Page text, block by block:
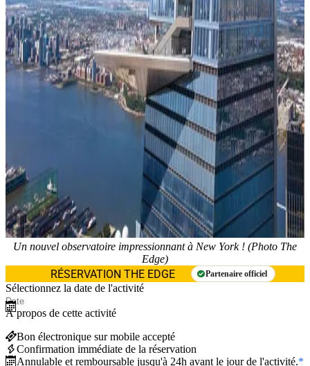
Un nouvel observatoire impressionnant à New York ! (Photo The
Edge)
RÉSERVATION THE EDGE Partenaire officiel
Sélectionnez la date de l'activité
À propos de cette activité
Bon électronique sur mobile accepté
Confirmation immédiate de la réservation
Annulable et remboursable jusqu'à 24h avant le jour de l'activité.*